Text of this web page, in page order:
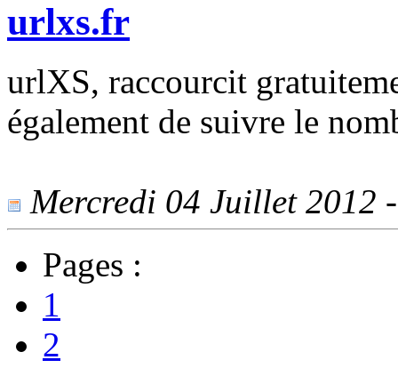
urlxs.fr
urlXS, raccourcit
également de suivre le
Mercredi 04 Juillet 2012
Pages :
1
2